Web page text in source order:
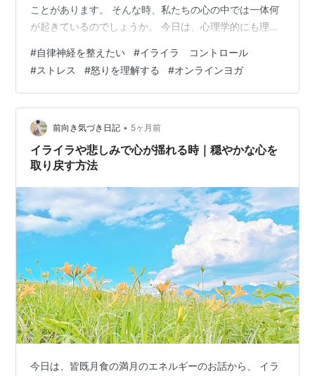
ことがあります。 そんな時、私たちの心の中では一体何
が起きているのでしょうか。 今日は、心理学的にも理に
てお話しします。 心が「納得」に辿り着くまでの6段階
大きな出来事に直面したとき、心は自分を守りながら、
以下のようなステップをらせん階段のように進んでいき
ます。 ① 驚く 何が起きたか分からず、頭が真っ白にな
り呆然とする段階です。 ② 嘆く 現実がじわじわと迫
り、悲しみややりきれなさが溢れ出…
#自律神経を整えたい #イライラ コントロール
#ストレス #怒りを理解する #オンラインヨガ
前向き気づき日記 • 5ヶ月前
イライラや悲しみで心が揺れる時｜穏やかな心を
取り戻す方法
今日は、皆既月食の満月のエネルギーのお話から、 イラ